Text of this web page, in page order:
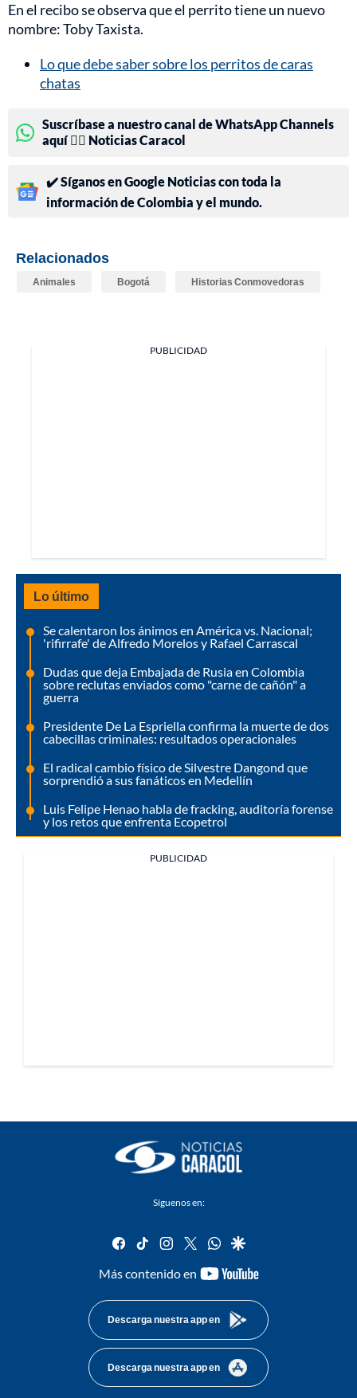
En el recibo se observa que el perrito tiene un nuevo
nombre: Toby Taxista.
Lo que debe saber sobre los perritos de caras
chatas
Suscríbase a nuestro canal de WhatsApp Channels
aquí 👉🏻 Noticias Caracol
✔️ Síganos en Google Noticias con toda la
información de Colombia y el mundo.
Relacionados
Animales Bogotá Historias Conmovedoras
PUBLICIDAD
Lo último
Se calentaron los ánimos en América vs. Nacional;
'rifirrafe' de Alfredo Morelos y Rafael Carrascal
Dudas que deja Embajada de Rusia en Colombia
sobre reclutas enviados como "carne de cañón" a
guerra
Presidente De La Espriella confirma la muerte de dos
cabecillas criminales: resultados operacionales
El radical cambio físico de Silvestre Dangond que
sorprendió a sus fanáticos en Medellín
Luis Felipe Henao habla de fracking, auditoría forense
y los retos que enfrenta Ecopetrol
PUBLICIDAD
Síguenos en:
facebook
tiktok instagram
twitterwhatsapp
google
Más contenido en
youtube-
Descarga nuestra app en
Descarga nuestra app en